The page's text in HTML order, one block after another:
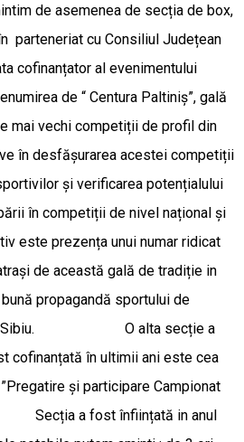
de secția de box,
parteneriat cu Consiliul Județean
cofinanțator al evenimentului
de “ Centura Paltiniș”, gală
mai vechi competiții de profil din
în desfășurarea acestei competiții
și verificarea potențialului
în competiții de nivel național și
este prezența unui numar ridicat
de această gală de tradiție in
propagandă sportului de
in Sibiu. O alta secție a
cofinanțată în ultimii ani este cea
și participare Campionat
a fost înființată in anul